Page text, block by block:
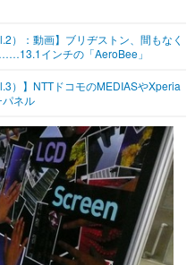
ブログ
）：動画】ブリヂストン、間もなく
インチの「AeroBee」
）】NTTドコモのMEDIASやXperia
ネル